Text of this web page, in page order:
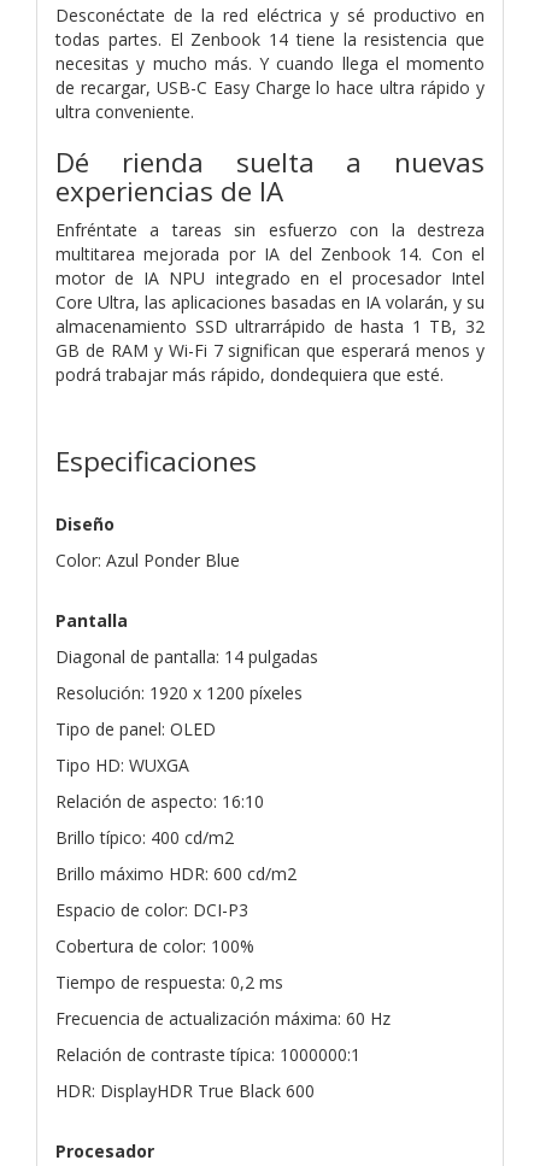
Desconéctate de la red eléctrica y sé productivo en
todas partes. El Zenbook 14 tiene la resistencia que
necesitas y mucho más. Y cuando llega el momento
de recargar, USB-C Easy Charge lo hace ultra rápido y
ultra conveniente.
Dé rienda suelta a nuevas
experiencias de IA
Enfréntate a tareas sin esfuerzo con la destreza
multitarea mejorada por IA del Zenbook 14. Con el
motor de IA NPU integrado en el procesador Intel
Core Ultra, las aplicaciones basadas en IA volarán, y su
almacenamiento SSD ultrarrápido de hasta 1 TB, 32
GB de RAM y Wi-Fi 7 significan que esperará menos y
podrá trabajar más rápido, dondequiera que esté.
Especificaciones
Diseño
Color: Azul Ponder Blue
Pantalla
Diagonal de pantalla: 14 pulgadas
Resolución: 1920 x 1200 píxeles
Tipo de panel: OLED
Tipo HD: WUXGA
Relación de aspecto: 16:10
Brillo típico: 400 cd/m2
Brillo máximo HDR: 600 cd/m2
Espacio de color: DCI-P3
Cobertura de color: 100%
Tiempo de respuesta: 0,2 ms
Frecuencia de actualización máxima: 60 Hz
Relación de contraste típica: 1000000:1
HDR: DisplayHDR True Black 600
Procesador